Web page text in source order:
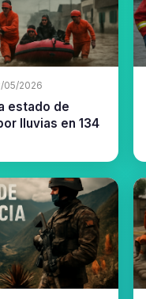
05/2026
estado de
lluvias en 134